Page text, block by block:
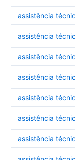
assistência
assistência
assistência
assistência
assistência
assistência
assistência